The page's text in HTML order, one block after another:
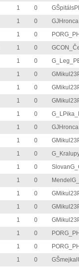
1 0
1 0
1 0
1 0
1 0
1 0
1 0
1 0
1 0
1 0
1 0
1 0
1 0
1 0
1 0
1 0
1 0
1 0
1 0
1 0